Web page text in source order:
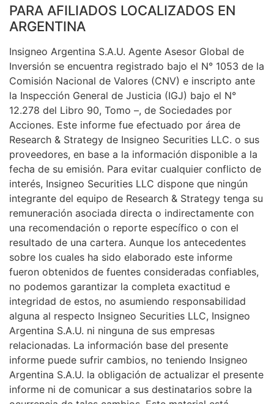
PARA AFILIADOS LOCALIZADOS EN
ARGENTINA
Insigneo Argentina S.A.U. Agente Asesor Global de
Inversión se encuentra registrado bajo el N° 1053 de la
Comisión Nacional de Valores (CNV) e inscripto ante
la Inspección General de Justicia (IGJ) bajo el N°
12.278 del Libro 90, Tomo –, de Sociedades por
Acciones. Este informe fue efectuado por área de
Research & Strategy de Insigneo Securities LLC. o sus
proveedores, en base a la información disponible a la
fecha de su emisión. Para evitar cualquier conflicto de
interés, Insigneo Securities LLC dispone que ningún
integrante del equipo de Research & Strategy tenga su
remuneración asociada directa o indirectamente con
una recomendación o reporte específico o con el
resultado de una cartera. Aunque los antecedentes
sobre los cuales ha sido elaborado este informe
fueron obtenidos de fuentes consideradas confiables,
no podemos garantizar la completa exactitud e
integridad de estos, no asumiendo responsabilidad
alguna al respecto Insigneo Securities LLC, Insigneo
Argentina S.A.U. ni ninguna de sus empresas
relacionadas. La información base del presente
informe puede sufrir cambios, no teniendo Insigneo
Argentina S.A.U. la obligación de actualizar el presente
informe ni de comunicar a sus destinatarios sobre la